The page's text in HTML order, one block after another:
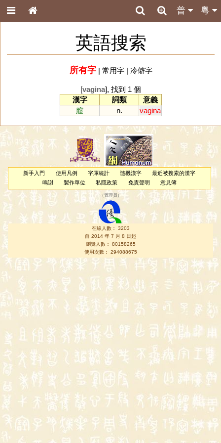
粵
普
英語搜索
所有字| 常用字| 冷僻字
[vagina], 找到 1 個
漢字
詞類
意義
膣
n. vagina
新手入門 使用凡例 字庫統計 隨機漢字
最近被搜索的漢字
鳴謝
製作單位 私隱政策 免責聲明 意見簿
（管理員 ）
在線人數： 3203
自 2014 年 7 月 8 日起
瀏覽人數： 80158265
使用次數： 294088675